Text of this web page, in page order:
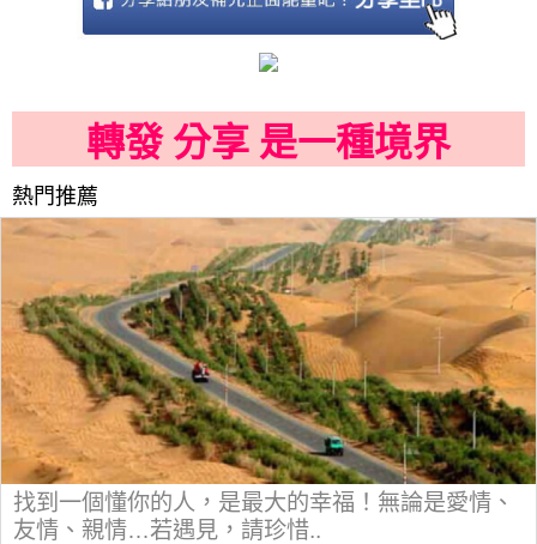
轉發 分享 是一種境界
熱門推薦
找到一個懂你的人，是最大的幸福！無論是愛情、
友情、親情…若遇見，請珍惜..